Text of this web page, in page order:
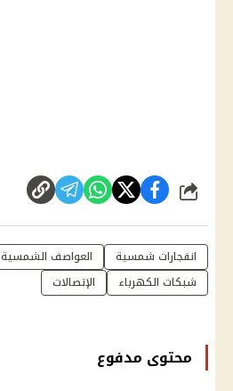
شارك
انفجارات شمسية العواصف الشمسية
شبكات الكهرباء
الإتصالات
محتوى مدفوع